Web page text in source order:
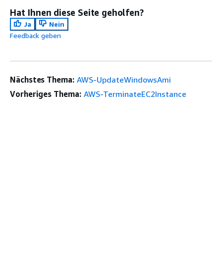
Hat Ihnen diese Seite geholfen?
Ja
Nein
Feedback geben
Nächstes Thema: AWS-UpdateWindowsAmi
Vorheriges Thema: AWS-TerminateEC2Instance